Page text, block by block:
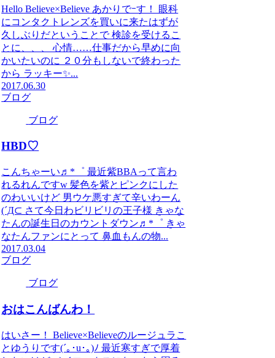
Hello Believe×Believe あかりでｰす！ 眼科
にコンタクトレンズを買いに来たはずが
久しぶりだということで 検診を受けるこ
とに、、、 心情……仕事だから早めに向
かいたいのに ２０分もしないで終わった
から ラッキー✨...
2017.06.30
ブログ
ブログ
HBD♡
こんちゃーい♬*゜ 最近紫BBAって言わ
れるれんですw 髪色を紫とピンクにした
のわいいけど 男ウケ悪すぎて辛いわーん
(´Д⊂ さて今日わビリビリの王子様 きゃな
たんの誕生日のカウントダウン♬*゜ きゃ
なたんファンにとって 鼻血もんの物...
2017.03.04
ブログ
ブログ
おはこんばんわ！
はいさー！ Believe×Believeのルージュラこ
とゆうりです(´｡･u･｡)ﾉ 最近寒すぎで厚着